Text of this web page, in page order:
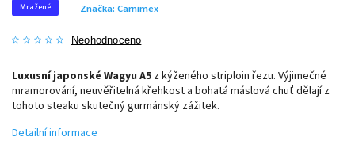
Mražené
Neohodnoceno
Značka: Carnimex
Luxusní japonské Wagyu A5 z kýženého striploin řezu. Výjimečné
mramorování, neuvěřitelná křehkost a bohatá máslová chuť dělají z
tohoto steaku skutečný gurmánský zážitek.
Detailní informace